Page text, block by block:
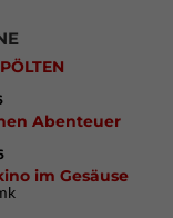
Abenteuer
im Gesäuse